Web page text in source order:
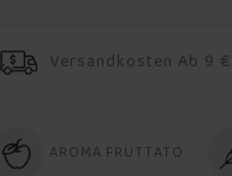
Versandkosten Ab 9
AROMA FRUTTATO